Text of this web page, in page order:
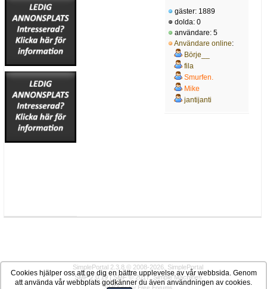
gäster: 1889
dolda: 0
användare: 5
Användare online:
Börje__
fila
Smurfen.
Mike
jantijanti
SimplePortal 2.3.8 © 2008-2026, SimplePortal
SMF 2.0.19|SMF © 2017,Simple Machines
SMFAdsfor Free Forums
Cookies hjälper oss att ge dig en bättre upplevelse av vår webbsida. Genom
att använda vår webbplats godkänner du även användningen av cookies.